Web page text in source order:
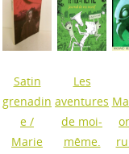
Satin
grenadin
e /
Marie
Les
aventures
de moi-
même.